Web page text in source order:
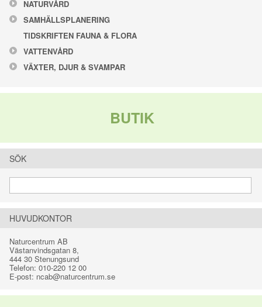
NATURVÅRD
SAMHÄLLSPLANERING
TIDSKRIFTEN FAUNA & FLORA
VATTENVÅRD
VÄXTER, DJUR & SVAMPAR
BUTIK
SÖK
HUVUDKONTOR
Naturcentrum AB
Västanvindsgatan 8,
444 30 Stenungsund
Telefon: 010-220 12 00
E-post: ncab@naturcentrum.se